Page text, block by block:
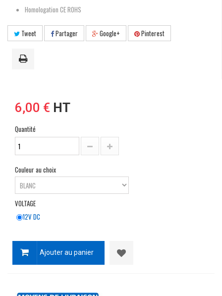
Homologation CE ROHS
Tweet Partager Google+ Pinterest
6,00 € HT
Quantité
Couleur au choix
VOLTAGE
12V DC
Ajouter au panier